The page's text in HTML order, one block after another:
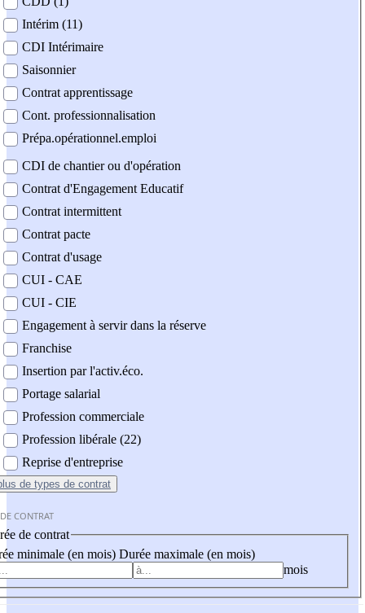
Intérim (11)
CDI Intérimaire
Saisonnier
Contrat apprentissage
Cont. professionnalisation
Prépa.opérationnel.emploi
CDI de chantier ou d'opération
Contrat d'Engagement Educatif
Contrat intermittent
Contrat pacte
Contrat d'usage
CUI - CAE
CUI - CIE
Engagement à servir dans la réserve
Franchise
Insertion par l'activ.éco.
Portage salarial
Profession commerciale
Profession libérale (22)
Reprise d'entreprise
de types de contrat
CONTRAT
de contrat
minimale (en mois) Durée maximale (en mois)
mois